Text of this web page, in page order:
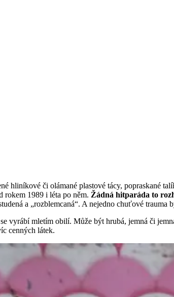
hliníkové či olámané plastové tácy, popraskané
rokem 1989 i léta po něm. Žádná hitparáda to
a „rozblemcaná“. A nejedno chuťové trauma
vyrábí mletím obilí. Může být hrubá, jemná či
cenných látek.